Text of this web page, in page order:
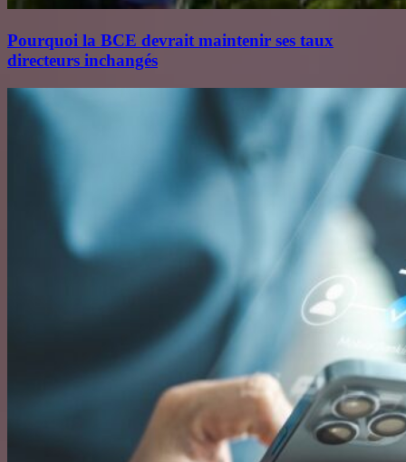
Pourquoi la BCE devrait maintenir ses taux
directeurs inchangés